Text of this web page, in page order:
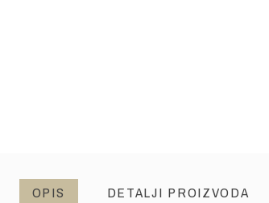
OPIS DETALJI PROIZVODA